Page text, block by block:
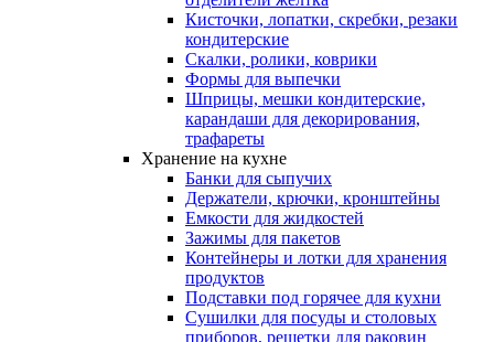
Кисточки, лопатки, скребки, резаки
кондитерские
Скалки, ролики, коврики
Формы для выпечки
Шприцы, мешки кондитерские,
карандаши для декорирования,
трафареты
Хранение на кухне
Банки для сыпучих
Держатели, крючки, кронштейны
Емкости для жидкостей
Зажимы для пакетов
Контейнеры и лотки для хранения
продуктов
Подставки под горячее для кухни
Сушилки для посуды и столовых
приборов, решетки для раковин